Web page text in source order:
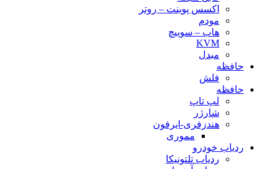
اکسس پوینت – روتر
مودم
هاب – سوییچ
KVM
مبدل
حافظه
فلش
حافظه
لپ تاپ
شارژر
هندزفری-ایرفون
مموری
ردیاب خودرو
ردیاب تلتونیکا